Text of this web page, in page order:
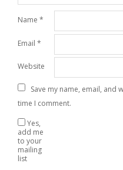
Name *
Email *
Website
Save my name, email, and
time I comment.
Yes,
add me
to your
mailing
list